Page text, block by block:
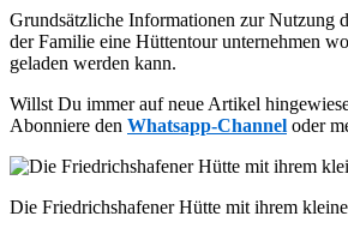
Grundsätzliche Informationen zur Nutzung
der Familie eine Hüttentour unternehmen
geladen werden kann.
Willst Du immer auf neue Artikel
Abonniere den Whatsapp-Channel oder
Die Friedrichshafener Hütte mit ihrem